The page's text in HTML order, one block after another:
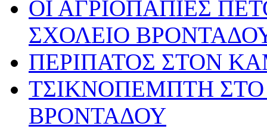
ΟΙ ΑΓΡΙΟΠΑΠΙΕΣ
ΣΧΟΛΕΙΟ
ΠΕΡΙΠΑΤΟΣ ΣΤΟΝ
ΤΣΙΚΝΟΠΕΜΠΤΗ ΣΤΟ
ΒΡΟΝΤΑΔΟΥ